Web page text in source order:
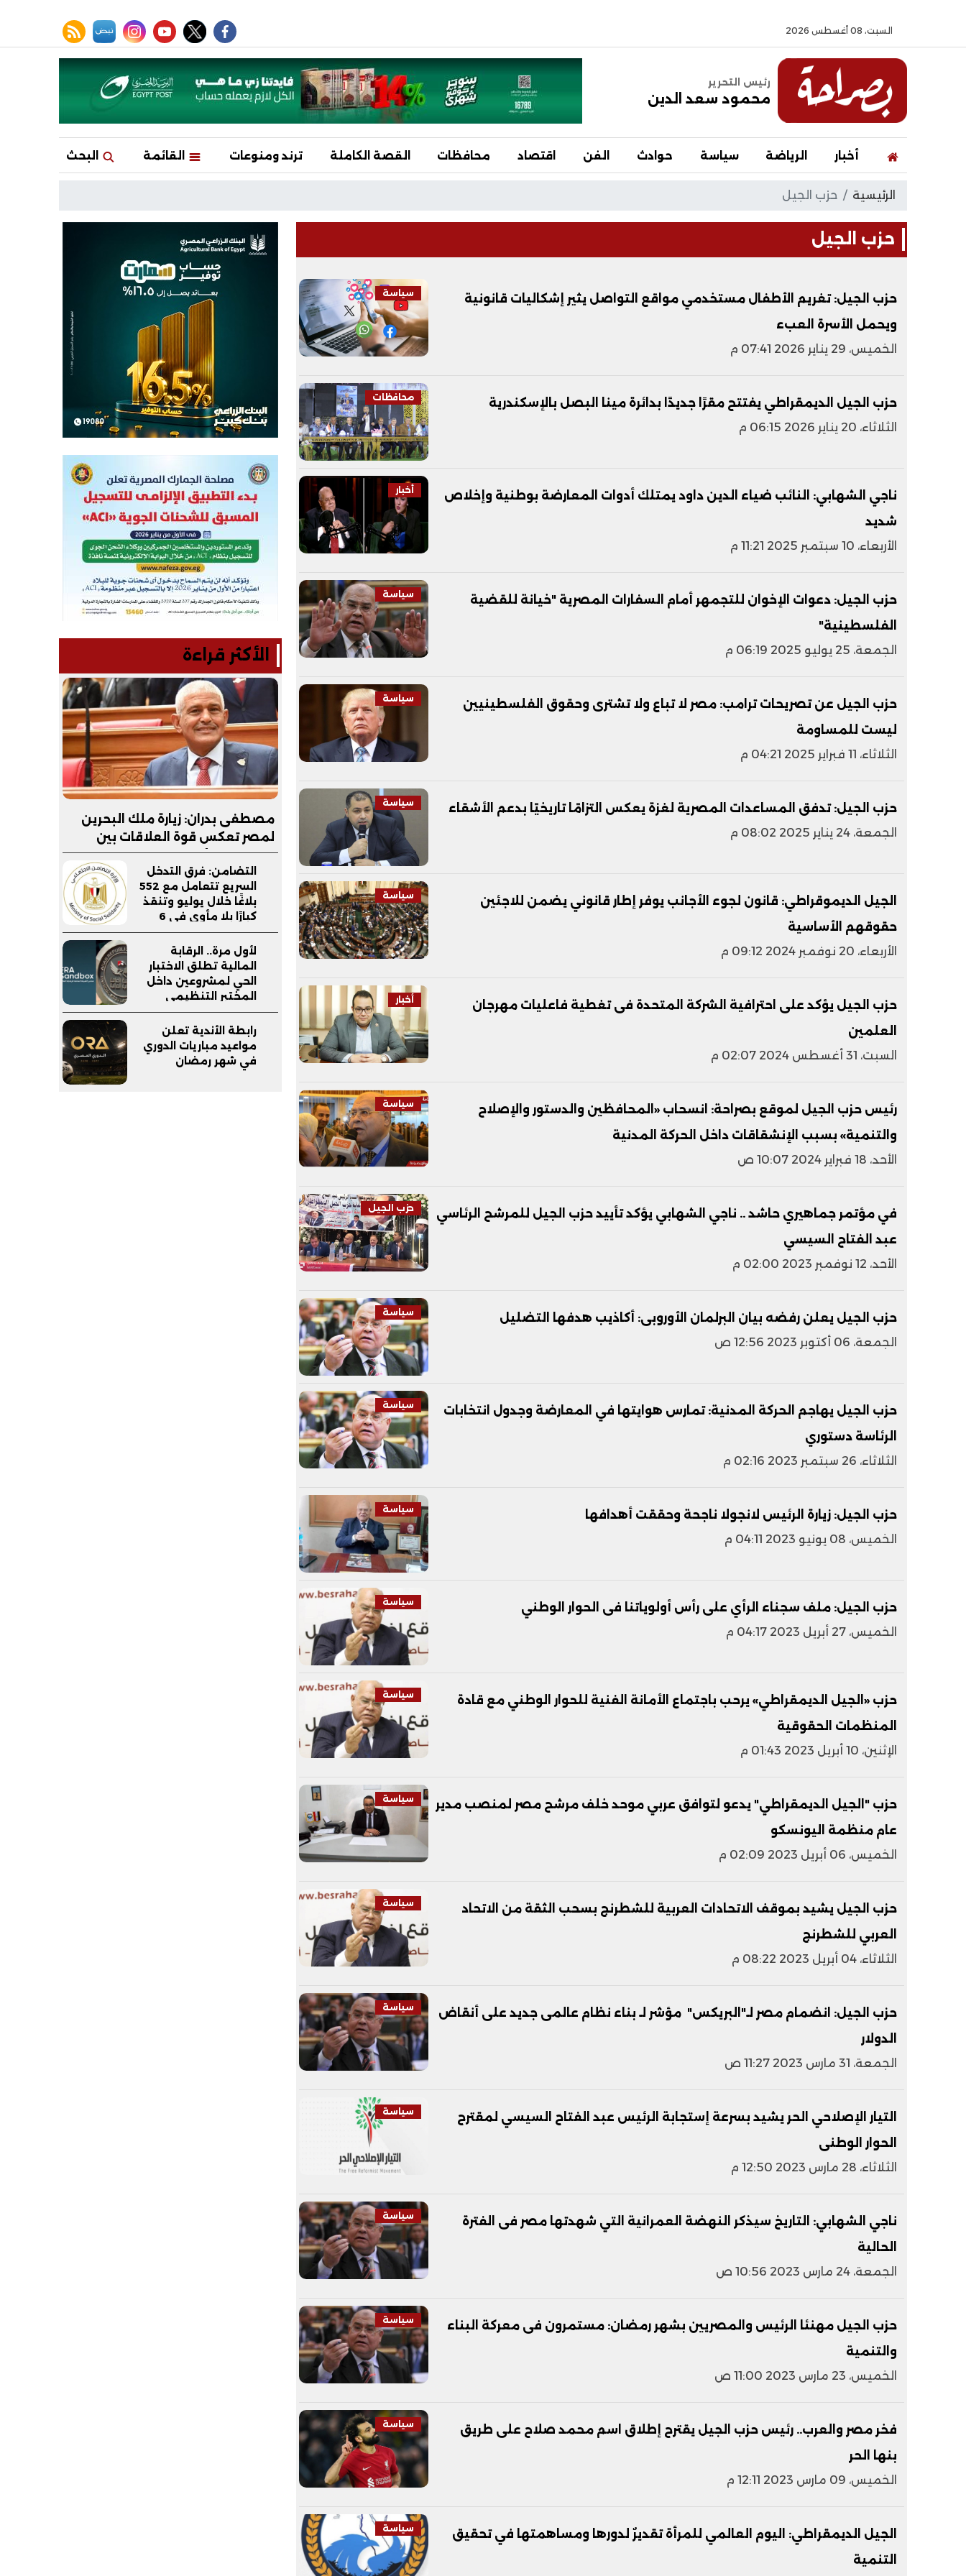
السبت، 08 أغسطس 2026
facebook
twitter
youtube
instagram
نبض rss feed
رئيس التحرير
محمود سعد الدين
أخبار الرياضة سياسة حوادث الفن اقتصاد محافظات القصة الكاملة ترند ومنوعات القائمة البحث
الرئيسية حزب الجيل
حزب الجيل
سياسة
حزب الجيل: تغريم الأطفال مستخدمي مواقع التواصل يثير إشكاليات قانونية
ويحمل الأسرة العبء
الخميس، 29 يناير 2026 07:41 م
محافظات
حزب الجيل الديمقراطي يفتتح مقرًا جديدًا بدائرة مينا البصل بالإسكندرية
الثلاثاء، 20 يناير 2026 06:15 م
أخبار
ناجي الشهابي: النائب ضياء الدين داود يمتلك أدوات المعارضة بوطنية وإخلاص
شديد
الأربعاء، 10 سبتمبر 2025 11:21 م
سياسة
حزب الجيل: دعوات الإخوان للتجمهر أمام السفارات المصرية "خيانة للقضية
الفلسطينية"
الجمعة، 25 يوليو 2025 06:19 م
سياسة
حزب الجيل عن تصريحات ترامب: مصر لا تباع ولا تشترى وحقوق الفلسطينيين
ليست للمساومة
الثلاثاء، 11 فبراير 2025 04:21 م
سياسة
حزب الجيل: تدفق المساعدات المصرية لغزة يعكس التزامًا تاريخيًا بدعم الأشقاء
الجمعة، 24 يناير 2025 08:02 م
سياسة
الجيل الديموقراطي: قانون لجوء الأجانب يوفر إطار قانوني يضمن للاجئين
حقوقهم الأساسية
الأربعاء، 20 نوفمبر 2024 09:12 م
أخبار
حزب الجيل يؤكد على احترافية الشركة المتحدة فى تغطية فاعليات مهرجان
العلمين
السبت، 31 أغسطس 2024 02:07 م
سياسة
رئيس حزب الجيل لموقع بصراحة: انسحاب «المحافظين والدستور والإصلاح
والتنمية» بسبب الإنشقاقات داخل الحركة المدنية
الأحد، 18 فبراير 2024 10:07 ص
حزب الجيل
في مؤتمر جماهيري حاشد .. ناجي الشهابي يؤكد تأييد حزب الجيل للمرشح الرئاسي
عبد الفتاح السيسي
الأحد، 12 نوفمبر 2023 02:00 م
سياسة
حزب الجيل يعلن رفضه بيان البرلمان الأوروبى: أكاذيب هدفها التضليل
الجمعة، 06 أكتوبر 2023 12:56 ص
سياسة
حزب الجيل يهاجم الحركة المدنية: تمارس هوايتها في المعارضة وجدول انتخابات
الرئاسة دستوري
الثلاثاء، 26 سبتمبر 2023 02:16 م
سياسة
حزب الجيل: زيارة الرئيس لانجولا ناجحة وحققت أهدافها
الخميس، 08 يونيو 2023 04:11 م
سياسة
حزب الجيل: ملف سجناء الرأي على رأس أولوياتنا فى الحوار الوطني
الخميس، 27 أبريل 2023 04:17 م
سياسة
حزب «الجيل الديمقراطي» يرحب باجتماع الأمانة الفنية للحوار الوطني مع قادة
المنظمات الحقوقية
الإثنين، 10 أبريل 2023 01:43 م
سياسة
حزب "الجيل الديمقراطي" يدعو لتوافق عربي موحد خلف مرشح مصر لمنصب مدير
عام منظمة اليونسكو
الخميس، 06 أبريل 2023 02:09 م
سياسة
حزب الجيل يشيد بموقف الاتحادات العربية للشطرنج بسحب الثقة من الاتحاد
العربي للشطرنج
الثلاثاء، 04 أبريل 2023 08:22 م
سياسة
حزب الجيل: انضمام مصر لـ"البريكس" مؤشر لـ بناء نظام عالمى جديد على أنقاض
الدولار
الجمعة، 31 مارس 2023 11:27 ص
سياسة
التيار الإصلاحي الحر يشيد بسرعة إستجابة الرئيس عبد الفتاح السيسي لمقترح
الحوار الوطنى
الثلاثاء، 28 مارس 2023 12:50 م
سياسة
ناجي الشهابي: التاريخ سيذكر النهضة العمرانية التي شهدتها مصر فى الفترة
الحالية
الجمعة، 24 مارس 2023 10:56 ص
سياسة
حزب الجيل مهنئا الرئيس والمصريين بشهر رمضان: مستمرون فى معركة البناء
والتنمية
الخميس، 23 مارس 2023 11:00 ص
سياسة
فخر مصر والعرب.. رئيس حزب الجيل يقترح إطلاق اسم محمد صلاح على طريق
بنها الحر
الخميس، 09 مارس 2023 12:11 م
سياسة
الجيل الديمقراطي: اليوم العالمي للمرأة تقديرٌ لدورها ومساهمتها في تحقيق
التنمية
الأكثر قراءة
مصطفى بدران: زيارة ملك البحرين
لمصر تعكس قوة العلاقات بين
البلدين.. والأمن القومي الخليجي
جزء لا يتجزأ من الأمن القومي
المصري
التضامن: فرق التدخل
السريع تتعامل مع 552
بلاغًا خلال يوليو وتنقذ
كبارًا بلا مأوى في 6
محافظات
لأول مرة.. الرقابة
المالية تطلق الاختبار
الحي لمشروعين داخل
المختبر التنظيمي
(FRA-Sandbox)
رابطة الأندية تعلن
مواعيد مباريات الدوري
في شهر رمضان